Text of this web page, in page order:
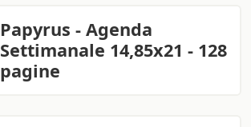
Papyrus - Agenda
Settimanale 14,85x21 - 128
pagine